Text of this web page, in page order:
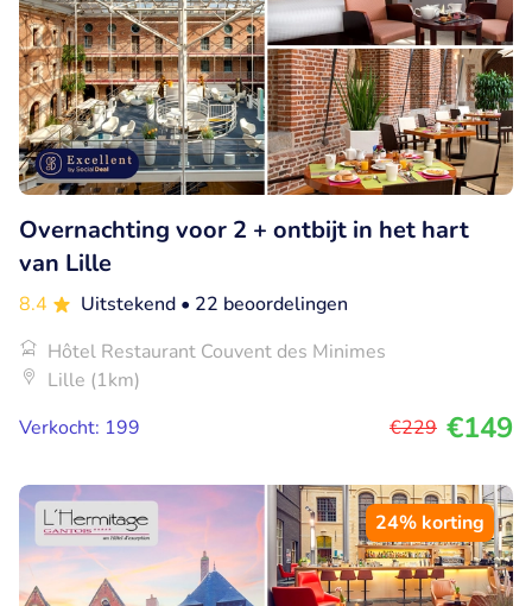
Overnachting voor 2 + ontbijt in het hart
van Lille
8.4 Uitstekend • 22 beoordelingen
Hôtel Restaurant Couvent des Minimes
Lille (1km)
Verkocht: 199
€229 €149
24% korting